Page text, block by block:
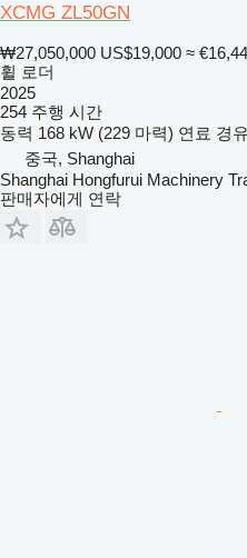
XCMG ZL50GN
₩27,050,000 US$19,000 ≈
휠 로더
2025
254 주행 시간
동력 168 kW (229 마력) 연료 경유
중국, Shanghai
Shanghai Hongfurui Machinery
판매자에게 연락